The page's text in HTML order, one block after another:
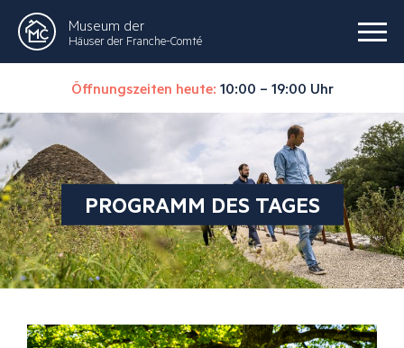
Museum der
Häuser der Franche-Comté
Öffnungszeiten heute: 10:00 – 19:00 Uhr
PROGRAMM DES TAGES